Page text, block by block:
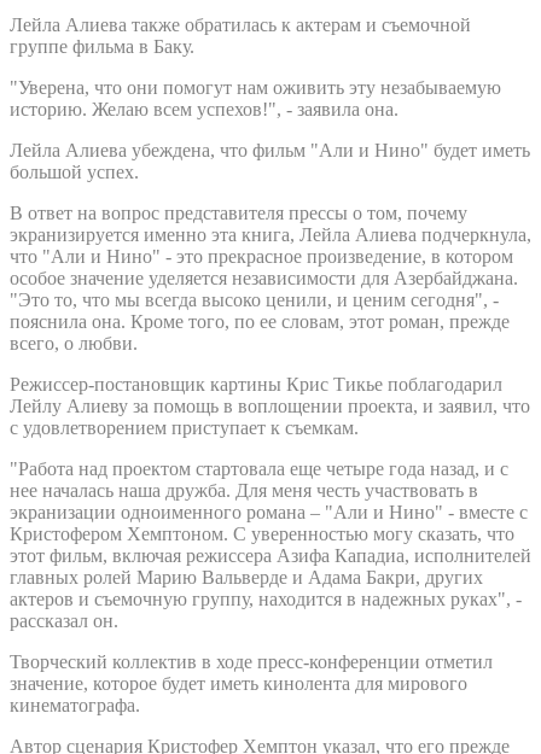
Лейла Алиева также обратилась к актерам и съемочной
группе фильма в Баку.
"Уверена, что они помогут нам оживить эту незабываемую
историю. Желаю всем успехов!", - заявила она.
Лейла Алиева убеждена, что фильм "Али и Нино" будет иметь
большой успех.
В ответ на вопрос представителя прессы о том, почему
экранизируется именно эта книга, Лейла Алиева подчеркнула,
что "Али и Нино" - это прекрасное произведение, в котором
особое значение уделяется независимости для Азербайджана.
"Это то, что мы всегда высоко ценили, и ценим сегодня", -
пояснила она. Кроме того, по ее словам, этот роман, прежде
всего, о любви.
Режиссер-постановщик картины Крис Тикье поблагодарил
Лейлу Алиеву за помощь в воплощении проекта, и заявил, что
с удовлетворением приступает к съемкам.
"Работа над проектом стартовала еще четыре года назад, и с
нее началась наша дружба. Для меня честь участвовать в
экранизации одноименного романа – "Али и Нино" - вместе с
Кристофером Хемптоном. С уверенностью могу сказать, что
этот фильм, включая режиссера Азифа Кападиа, исполнителей
главных ролей Марию Вальверде и Адама Бакри, других
актеров и съемочную группу, находится в надежных руках", -
рассказал он.
Творческий коллектив в ходе пресс-конференции отметил
значение, которое будет иметь кинолента для мирового
кинематографа.
Автор сценария Кристофер Хемптон указал, что его прежде